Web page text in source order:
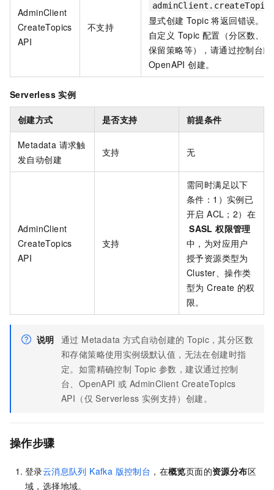
AdminClient
CreateTopics
API
不支持
显式创建 Topic 将返回错误。
自定义 Topic 配置（分区数、
保留策略等），请通过控制台或
OpenAPI 创建。
Serverless 实例
创建方式 是否支持 前提条件
Metadata 请求触
发自动创建
支持 无
AdminClient
CreateTopics
API
支持
需同时满足以下
条件：1）实例已
开启 ACL；2）在
SASL 权限管理
中，为对应用户
授予资源类型为
Cluster、操作类
型为 Create 的权
限。
说明 通过 Metadata 方式自动创建的 Topic，其分区数
和存储策略使用实例级默认值，无法在创建时指
定。如需精确控制 Topic 参数，建议通过控制
台、OpenAPI 或 AdminClient CreateTopics
API（仅 Serverless 实例支持）创建。
操作步骤
登录云消息队列 Kafka 版控制台 ，在概览页面的资源分布区
域，选择地域。